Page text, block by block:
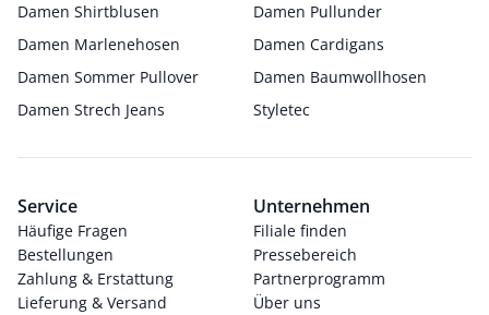
Damen Shirtblusen
Damen Pullunder
Damen Marlenehosen
Damen Cardigans
Damen Sommer Pullover
Damen Baumwollhosen
Damen Strech Jeans
Styletec
Service
Häufige Fragen
Bestellungen
Zahlung & Erstattung
Lieferung & Versand
Unternehmen
Filiale finden
Pressebereich
Partnerprogramm
Über uns